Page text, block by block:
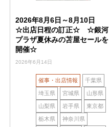
2026年8月6日～8月10日
☆出店日程の訂正☆ ☆銀河
プラザ夏休みの苫屋セールを
開催☆
2026年6月14日
催事・出店情報 千葉県
埼玉県 宮城県 山形県
山梨県 岩手県 東京都
栃木県 神奈川県